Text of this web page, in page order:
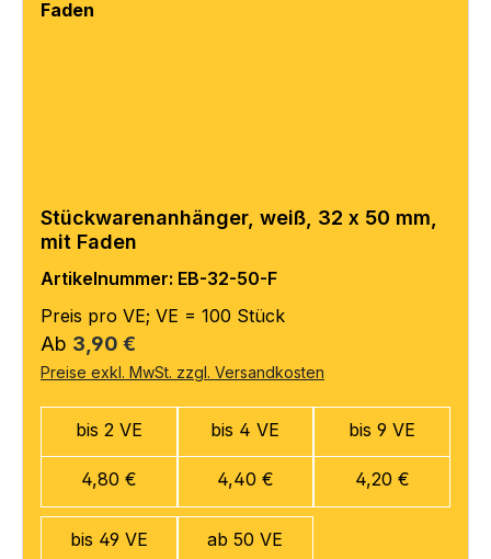
Stückwarenanhänger, weiß, 32 x 50 mm,
mit Faden
Artikelnummer: EB-32-50-F
Preis pro VE; VE = 100 Stück
Regulärer Preis:
Ab 3,90 €
Preise exkl. MwSt. zzgl. Versandkosten
bis 2 VE
4,80 €
bis 4 VE
4,40 €
bis 9 VE
4,20 €
bis 49 VE ab 50 VE